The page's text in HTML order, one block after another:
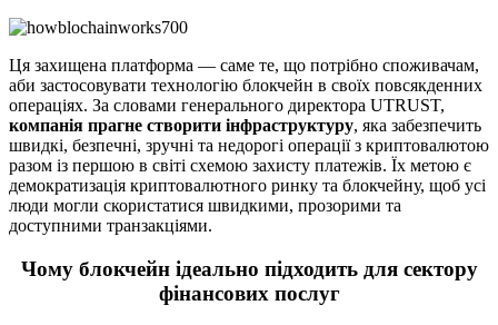
Ця захищена платформа — саме те, що потрібно споживачам,
аби застосовувати технологію блокчейн в своїх повсякденних
операціях. За словами генерального директора UTRUST,
компанія прагне створити інфраструктуру, яка забезпечить
швидкі, безпечні, зручні та недорогі операції з криптовалютою
разом із першою в світі схемою захисту платежів. Їх метою є
демократизація криптовалютного ринку та блокчейну, щоб усі
люди могли скористатися швидкими, прозорими та
доступними транзакціями.
Чому блокчейн ідеально підходить для сектору
фінансових послуг